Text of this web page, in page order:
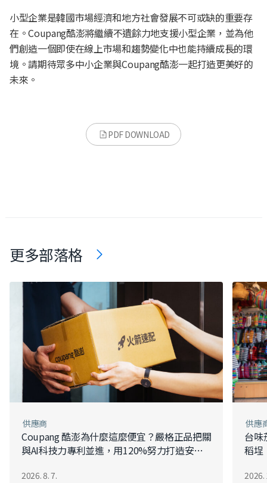
小型企業是韓國市場經濟和地方社會發展不可或缺的重要存
在。Coupang酷澎將繼續不遺餘力地支援小型企業，並為他
們創造一個即使在線上市場和趨勢變化中也能持續成長的環
境。請期待眾多中小企業與Coupang酷澎一起打造更美好的
未來。
PDF DOWNLOAD
更多部落格
供應商
Coupang 酷澎為什麼這麼便宜？嚴格正品把關
與AI科技​​​​力​​專利並進​​，​​用120%努力打造安心
2026. 8. 7.
供應
台
稻埕
2026.